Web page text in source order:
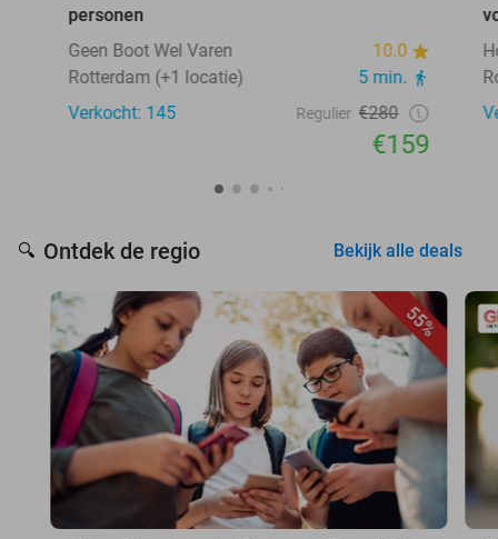
personen
Geen Boot Wel Varen
10.0
Rotterdam (+1 locatie)
5 min.
Verkocht: 145
Regulier €280
€159
🔍 Ontdek de regio Bekijk alle deals
55%